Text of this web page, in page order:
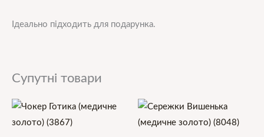
Ідеально підходить для подарунка.
Супутні товари